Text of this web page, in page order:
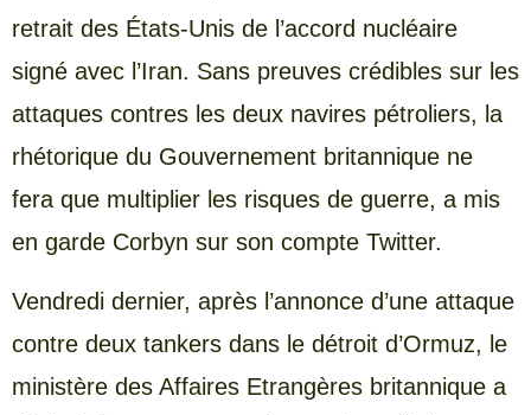
retrait des États-Unis de l’accord nucléaire
signé avec l’Iran. Sans preuves crédibles sur les
attaques contres les deux navires pétroliers, la
rhétorique du Gouvernement britannique ne
fera que multiplier les risques de guerre, a mis
en garde Corbyn sur son compte Twitter.
Vendredi dernier, après l’annonce d’une attaque
contre deux tankers dans le détroit d’Ormuz, le
ministère des Affaires Etrangères britannique a